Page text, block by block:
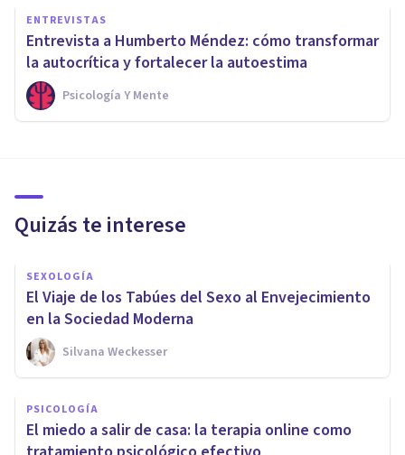
ENTREVISTAS
Entrevista a Humberto Méndez: cómo transformar
la autocrítica y fortalecer la autoestima
Psicología Y Mente
Quizás te interese
SEXOLOGÍA
El Viaje de los Tabúes del Sexo al Envejecimiento
en la Sociedad Moderna
Silvana Weckesser
PSICOLOGÍA
El miedo a salir de casa: la terapia online como